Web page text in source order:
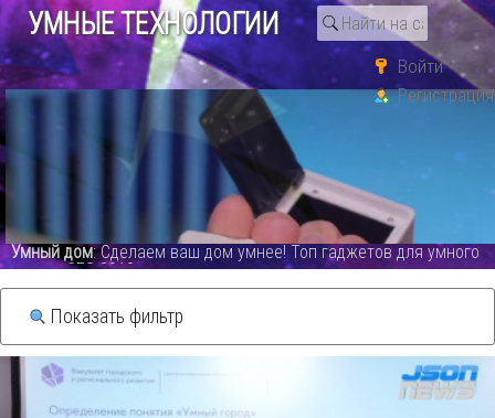
УМНЫЕ ТЕХНОЛОГИИ
Войти
Регистрация
СО: GSM WiFi сигнализация PG107 обзор лучшей системы на
сегодня.PG 107 Alarm System - видео
Поиск по тегу «тенденции в
экономике»
Видео каталог
Показать фильтр